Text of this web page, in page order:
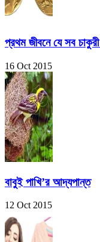
প্রথম জীবনে যে সব
16 Oct 2015
বাবুই পাখি’র আদ্যপান্ত
12 Oct 2015